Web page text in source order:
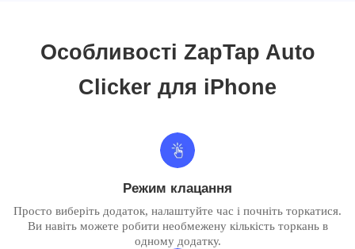
Особливості ZapTap Auto
Clicker для iPhone
Режим клацання
Просто виберіть додаток, налаштуйте час і почніть торкатися.
Ви навіть можете робити необмежену кількість торкань в
одному додатку.